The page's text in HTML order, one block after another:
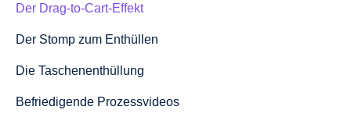
Der Drag-to-Cart-Effekt
Der Stomp zum Enthüllen
Die Taschenenthüllung
Befriedigende Prozessvideos